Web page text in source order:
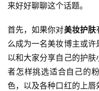
来好好聊聊这个话题。
首先，如果你对美妆护肤
么成为一名美妆博主或
以和大家分享自己的护
者怎样挑选适合自己的
色，以及各种口红的上